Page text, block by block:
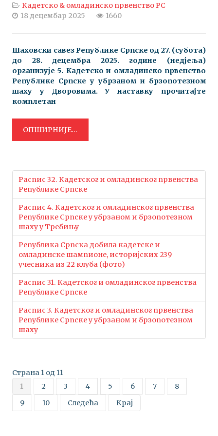
Кадетско & омладинско првенство РС
18 децембар 2025
1660
Шаховски савез Републике Српске oд 27. (субота)
до 28. децембра 2025. године (недјеља)
организује 5. Кадетско и омладинско првенство
Републике Српске у убрзаном и брзопотезном
шаху у Дворовима. У наставку прочитајте
комплетан
ОПШИРНИЈЕ...
Распис 32. Кадетског и омладинског првенства
Републике Српске
Распис 4. Кадетског и омладинског првенства
Републике Српске у убрзаном и брзопотезном
шаху у Требињу
Република Српска добила кадетске и
омладинске шампионе, историјских 239
учесника из 22 клубa (фото)
Распис 31. Кадетског и омладинског првенства
Републике Српске
Распис 3. Кадетског и омладинског првенства
Републике Српске у убрзаном и брзопотезном
шаху
Страна 1 од 11
1
2 3 4 5 6 7
8
9
10 Следећа Крај